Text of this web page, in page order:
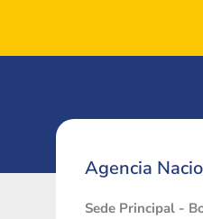
Agencia
Sede Principal -